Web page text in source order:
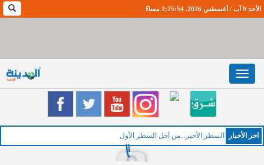
الأحد 9 آب / أغسطس 2026. 2:25:55 مساءً
Toggle
navigation
اخر اﻷخبار